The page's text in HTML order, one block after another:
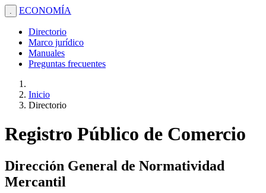
. ECONOMÍA
Directorio
Marco jurídico
Manuales
Preguntas frecuentes
Inicio
Directorio
Registro Público de Comercio
Dirección General de Normatividad
Mercantil